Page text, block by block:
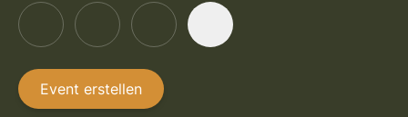
Event erstellen